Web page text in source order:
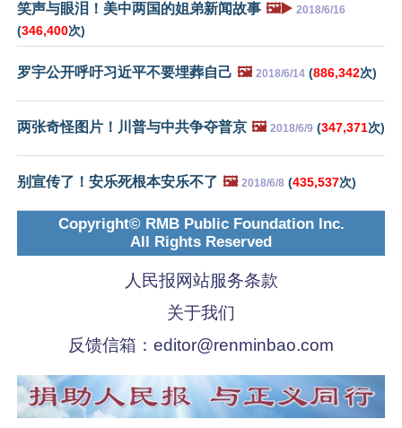
笑声与眼泪！美中两国的姐弟新闻故事 🖼️▶️ 2018/6/16
(346,400次)
罗宇公开呼吁习近平不要埋葬自己 🖼️ 2018/6/14 (886,342次)
两张奇怪图片！川普与中共争夺普京 🖼️ 2018/6/9 (347,371次)
别宣传了！安乐死根本安乐不了 🖼️ 2018/6/8 (435,537次)
Copyright© RMB Public Foundation Inc.
All Rights Reserved
人民报网站服务条款
关于我们
反馈信箱： editor@renminbao.com